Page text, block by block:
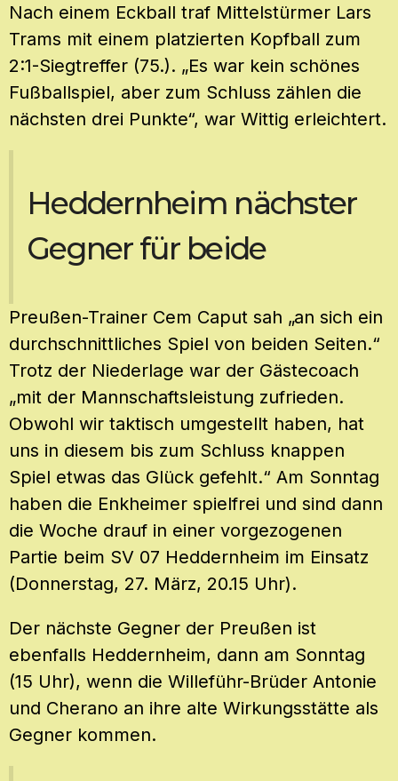
Nach einem Eckball traf Mittelstürmer Lars
Trams mit einem platzierten Kopfball zum
2:1-Siegtreffer (75.). „Es war kein schönes
Fußballspiel, aber zum Schluss zählen die
nächsten drei Punkte“, war Wittig erleichtert.
Heddernheim nächster
Gegner für beide
Preußen-Trainer Cem Caput sah „an sich ein
durchschnittliches Spiel von beiden Seiten.“
Trotz der Niederlage war der Gästecoach
„mit der Mannschaftsleistung zufrieden.
Obwohl wir taktisch umgestellt haben, hat
uns in diesem bis zum Schluss knappen
Spiel etwas das Glück gefehlt.“ Am Sonntag
haben die Enkheimer spielfrei und sind dann
die Woche drauf in einer vorgezogenen
Partie beim SV 07 Heddernheim im Einsatz
(Donnerstag, 27. März, 20.15 Uhr).
Der nächste Gegner der Preußen ist
ebenfalls Heddernheim, dann am Sonntag
(15 Uhr), wenn die Willeführ-Brüder Antonie
und Cherano an ihre alte Wirkungsstätte als
Gegner kommen.